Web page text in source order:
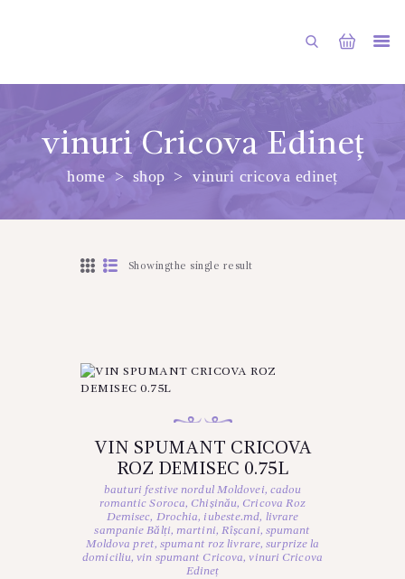
vinuri Cricova Edineț
home shop vinuri cricova edineț
PRINCIPALA
DESPRE NOI
Showingthe single result
VIN SPUMANT CRICOVA
ROZ DEMISEC 0.75L
bauturi festive nordul Moldovei, cadou
romantic Soroca, Chișinău, Cricova Roz
Demisec, Drochia, iubeste.md, livrare
sampanie Bălți,martini, Rîșcani, spumant
Moldova pret,spumant roz livrare,surprize la
domiciliu,vin spumant Cricova,vinuri Cricova
Edineț